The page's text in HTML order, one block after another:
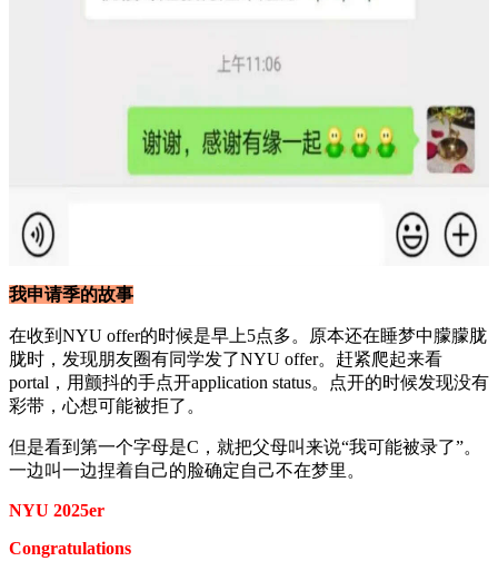
我申请季的故事
在收到NYU offer的时候是早上5点多。原本还在睡梦中朦朦胧
胧时，发现朋友圈有同学发了NYU offer。赶紧爬起来看
portal，用颤抖的手点开application status。点开的时候发现没有
彩带，心想可能被拒了。
但是看到第一个字母是C，就把父母叫来说“我可能被录了”。
一边叫一边捏着自己的脸确定自己不在梦里。
NYU 2025er
Congratulations